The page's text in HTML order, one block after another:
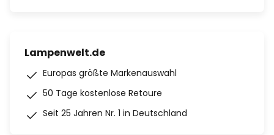
Lampenwelt.de
Europas größte Markenauswahl
50 Tage kostenlose Retoure
Seit 25 Jahren Nr. 1 in Deutschland